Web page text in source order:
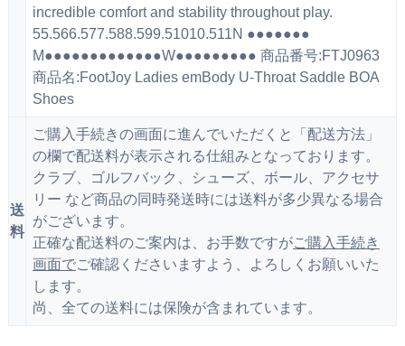
incredible comfort and stability throughout play.
55.566.577.588.599.51010.511N ●●●●●●●
M●●●●●●●●●●●●●W●●●●●●●●● 商品番号:FTJ0963
商品名:FootJoy Ladies emBody U-Throat Saddle BOA
Shoes
送
料
ご購入手続きの画面に進んでいただくと「配送方法」
の欄で配送料が表示される仕組みとなっております。
クラブ、ゴルフバック、シューズ、ボール、アクセサ
リー など商品の同時発送時には送料が多少異なる場合
がございます。
正確な配送料のご案内は、お手数ですがご購入手続き
画面でご確認くださいますよう、よろしくお願いいた
します。
尚、全ての送料には保険が含まれています。